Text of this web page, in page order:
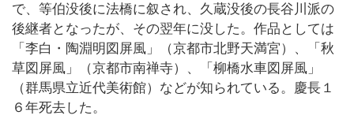
で、等伯没後に法橋に叙され、久蔵没後の長谷川派の
後継者となったが、その翌年に没した。作品としては
「李白・陶淵明図屏風」（京都市北野天満宮）、「秋
草図屏風」（京都市南禅寺）、「柳橋水車図屏風」
（群馬県立近代美術館）などが知られている。慶長１
６年死去した。